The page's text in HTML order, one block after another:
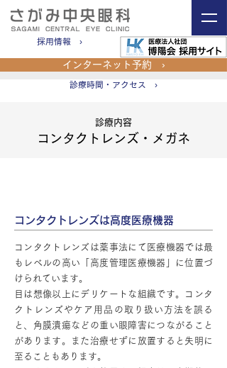
採用情報 ›
インターネット予約 ›
診療時間・アクセス ›
コンタクトレンズ・メガネ
​診療内容
コンタクトレンズは高度医療機器
コンタクトレンズは薬事法にて医療機器では最
もレベルの高い「高度管理医療機器」に位置づ
けられています。
目は想像以上にデリケートな組織です。コンタ
クトレンズやケア用品の取り扱い方法を誤る
と、角膜潰瘍などの重い眼障害につながること
があります。また治療せずに放置すると失明に
至ることもあります。